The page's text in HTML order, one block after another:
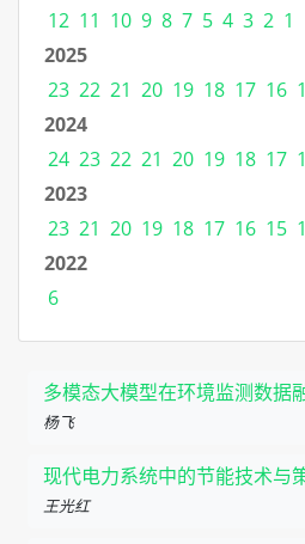
12 11 10 9 8 7 5 4 3 2 1
2025
23 22 21 20 19 18 17 16
2024
24 23 22 21 20 19 18 17
2023
23 21 20 19 18 17 16 15
2022
6
多模态大模型在环境监测数据
杨飞
现代电力系统中的节能技术与
王光红